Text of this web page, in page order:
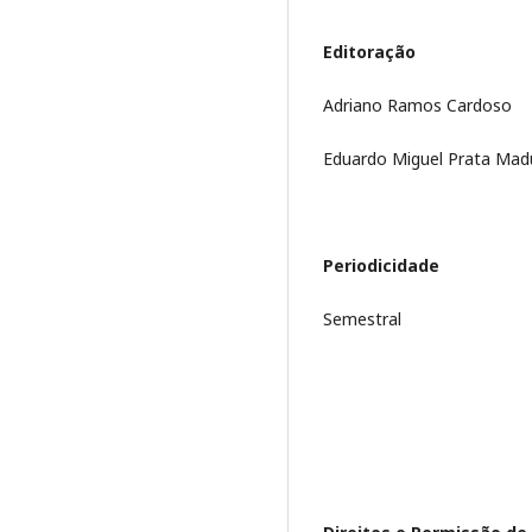
Editoração
Adriano Ramos Cardoso
Eduardo Miguel Prata
Periodicidade
Semestral